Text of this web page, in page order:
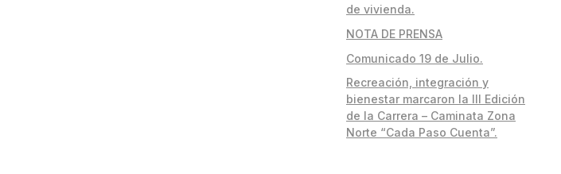
de vivienda.
NOTA DE PRENSA
Comunicado 19 de Julio.
Recreación, integración y
bienestar marcaron la III Edición
de la Carrera – Caminata Zona
Norte “Cada Paso Cuenta”.